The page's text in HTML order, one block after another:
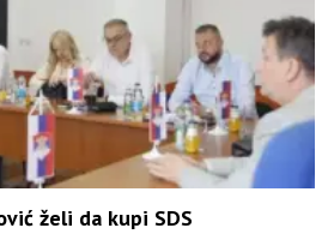
želi da kupi SDS